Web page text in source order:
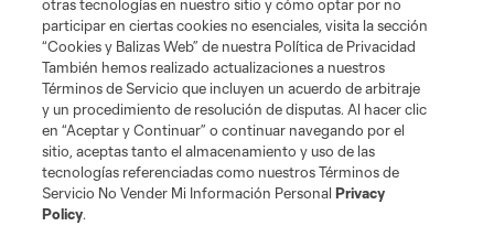
Terms of Service
Privacy Policy
Do Not Sell or Share My Personal Information
Cookies Settings
©2026 MLS. The Major League Soccer and MLS name and shield are
registered trademarks of Major League Soccer, L.L.C. (“MLS”). The names
and logos of MLS teams are registered and/or common law trademarks of
MLS or are used with the permission of their owners. Any unauthorized use
is forbidden.
otras tecnologías en nuestro sitio y cómo optar por no
participar en ciertas cookies no esenciales, visita la sección
“Cookies y Balizas Web” de nuestra Política de Privacidad
También hemos realizado actualizaciones a nuestros
Términos de Servicio que incluyen un acuerdo de arbitraje
y un procedimiento de resolución de disputas. Al hacer clic
en “Aceptar y Continuar” o continuar navegando por el
sitio, aceptas tanto el almacenamiento y uso de las
tecnologías referenciadas como nuestros Términos de
Servicio No Vender Mi Información PersonalPrivacy
Policy.